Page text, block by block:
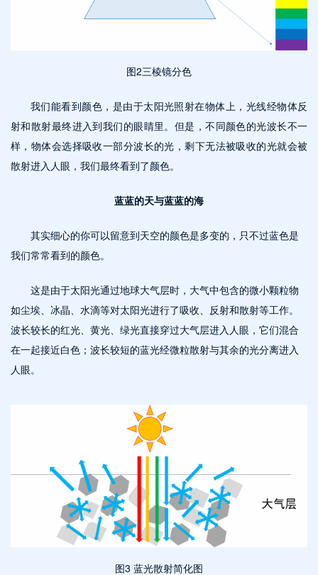
图2三棱镜分色
我们能看到颜色，是由于太阳光照射在物体上，光线经物体反
射和散射最终进入到我们的眼睛里。但是，不同颜色的光波长不一
样，物体会选择吸收一部分波长的光，剩下无法被吸收的光就会被
散射进入人眼，我们最终看到了颜色。
蓝蓝的天与蓝蓝的海
其实细心的你可以留意到天空的颜色是多变的，只不过蓝色是
我们常常看到的颜色。
这是由于太阳光通过地球大气层时，大气中包含的微小颗粒物
如尘埃、冰晶、水滴等对太阳光进行了吸收、反射和散射等工作。
波长较长的红光、黄光、绿光直接穿过大气层进入人眼，它们混合
在一起接近白色；波长较短的蓝光经微粒散射与其余的光分离进入
人眼。
图3 蓝光散射简化图